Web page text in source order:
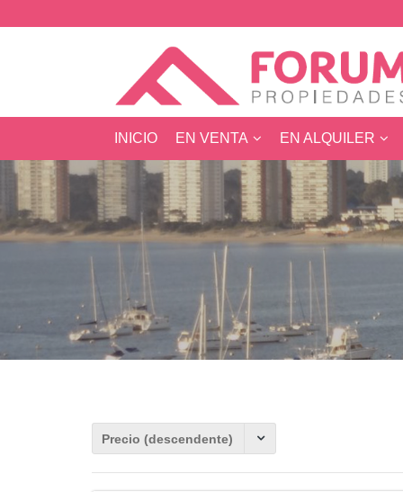
INICIO EN VENTA EN ALQUILER
Precio (descendente)